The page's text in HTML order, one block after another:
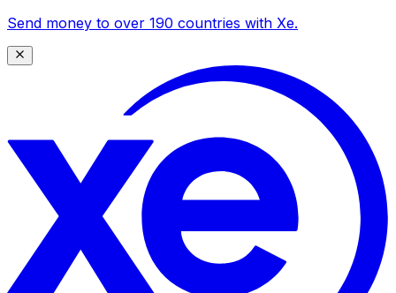
Send money to over 190 countries with Xe.